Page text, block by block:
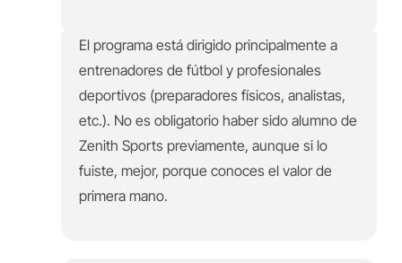
El programa está dirigido principalmente a
entrenadores de fútbol y profesionales
deportivos (preparadores físicos, analistas,
etc.). No es obligatorio haber sido alumno de
Zenith Sports previamente, aunque si lo
fuiste, mejor, porque conoces el valor de
primera mano.